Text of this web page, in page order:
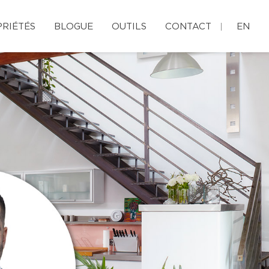
BLOGUE OUTILS CONTACT EN